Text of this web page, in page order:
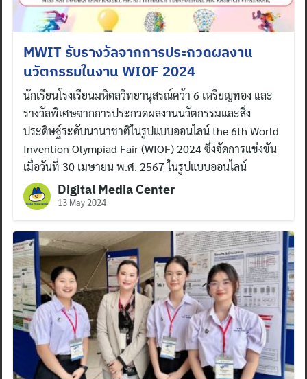
MWIT รับรางวัลจากการประกวดผลงาน
นวัตกรรมในงาน WIOF 2024
นักเรียนโรงเรียนมหิดลวิทยานุสรณ์คว้า 6 เหรียญทอง และ
รางวัลพิเศษจากการประกวดผลงานนวัตกรรมและสิ่ง
ประดิษฐ์ระดับนานาชาติในรูปแบบออนไลน์ the 6th World
Invention Olympiad Fair (WIOF) 2024 ซึ่งจัดการแข่งขัน
เมื่อวันที่ 30 เมษายน พ.ศ. 2567 ในรูปแบบออนไลน์
Digital Media Center
13 May 2024